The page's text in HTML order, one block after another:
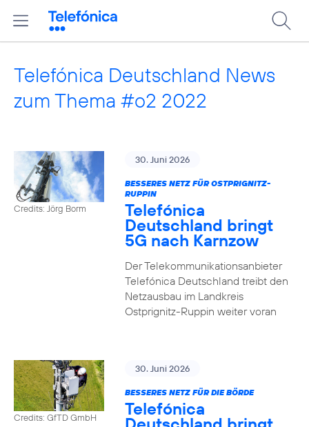
Telefónica Deutschland News
zum Thema #o2 2022
Credits: Jörg Borm
30. Juni 2026
BESSERES NETZ FÜR OSTPRIGNITZ-
RUPPIN
Telefónica
Deutschland bringt
5G nach Karnzow
Der Telekommunikationsanbieter
Telefónica Deutschland treibt den
Netzausbau im Landkreis
Ostprignitz-Ruppin weiter voran
Credits: GfTD GmbH
30. Juni 2026
BESSERES NETZ FÜR DIE BÖRDE
Telefónica